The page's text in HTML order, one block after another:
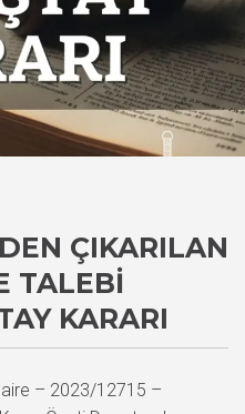
ÇIKARILAN
TALEBI
KARARI
– 2023/12715 –